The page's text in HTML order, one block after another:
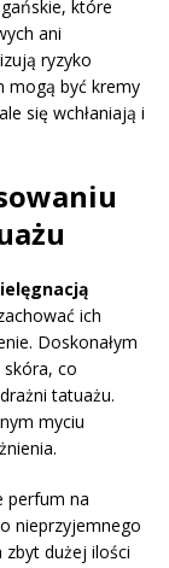
które
ani
ryzyko
mogą być kremy
się wchłaniają i
ich
Doskonałym
co
tatuażu.
myciu
perfum na
nieprzyjemnego
zbyt dużej ilości